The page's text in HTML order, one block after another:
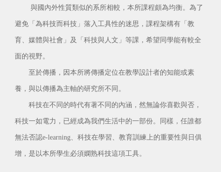
與國內外性質類似的系所相較，本所課程頗為均衡。為了
避免「為科技而科技」落入工具性的迷思，課程架構有「教
育、媒體與社會」及「科技與人文」等課，希望同學能有較全
面的視野。
至於傳播，因本所將傳播定位在教學設計者的知能或素
養，與以傳播為主軸的研究所不同。
科技在不同的時代有著不同的內涵，然無論你喜歡與否，
科技一如電力，已經成為我們生活中的一部份。同樣，任誰都
無法否認e-learning、科技在學習、教育訓練上的重要性與日俱
增，是以本所學生必須嫻熟科技這項工具。